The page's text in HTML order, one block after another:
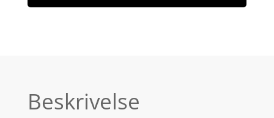
Beskrivelse